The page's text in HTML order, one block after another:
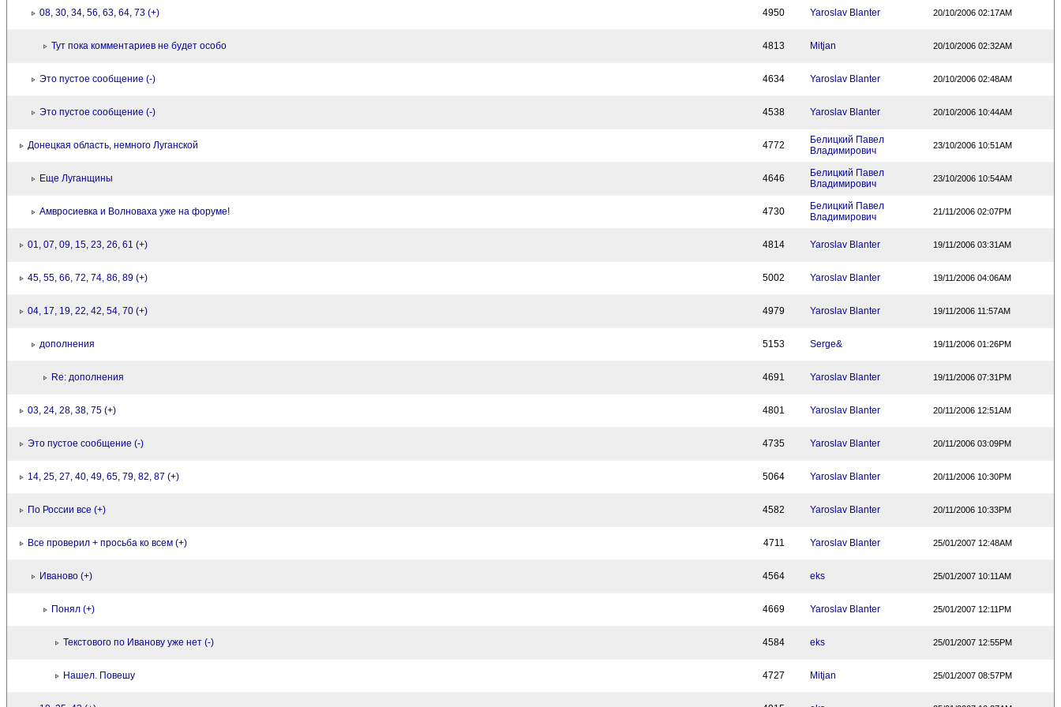
08, 30, 34, 56, 63, 64, 73 (+) 4950 Yaroslav Blanter 20/10/2006 02:17AM
Тут пока комментариев не будет особо 4813 Mitjan 20/10/2006 02:32AM
Это пустое сообщение (-) 4634 Yaroslav Blanter 20/10/2006 02:48AM
Это пустое сообщение (-) 4538 Yaroslav Blanter 20/10/2006 10:44AM
Донецкая область, немного Луганской 4772
Белицкий Павел
Владимирович
23/10/2006 10:51AM
Еще Луганщины 4646
Белицкий Павел
Владимирович
23/10/2006 10:54AM
Амвросиевка и Волноваха уже на форуме! 4730
Белицкий Павел
Владимирович
21/11/2006 02:07PM
01, 07, 09, 15, 23, 26, 61 (+) 4814 Yaroslav Blanter 19/11/2006 03:31AM
45, 55, 66, 72, 74, 86, 89 (+) 5002 Yaroslav Blanter 19/11/2006 04:06AM
04, 17, 19, 22, 42, 54, 70 (+) 4979 Yaroslav Blanter 19/11/2006 11:57AM
дополнения 5153 Serge& 19/11/2006 01:26PM
Re: дополнения 4691 Yaroslav Blanter 19/11/2006 07:31PM
03, 24, 28, 38, 75 (+) 4801 Yaroslav Blanter 20/11/2006 12:51AM
Это пустое сообщение (-) 4735 Yaroslav Blanter 20/11/2006 03:09PM
14, 25, 27, 40, 49, 65, 79, 82, 87 (+) 5064 Yaroslav Blanter 20/11/2006 10:30PM
По России все (+) 4582 Yaroslav Blanter 20/11/2006 10:33PM
Все проверил + просьба ко всем (+) 4711 Yaroslav Blanter 25/01/2007 12:48AM
Иваново (+) 4564 eks 25/01/2007 10:11AM
Понял (+) 4669 Yaroslav Blanter 25/01/2007 12:11PM
Текстового по Иванову уже нет (-) 4584 eks 25/01/2007 12:55PM
Нашел. Повешу 4727 Mitjan 25/01/2007 08:57PM